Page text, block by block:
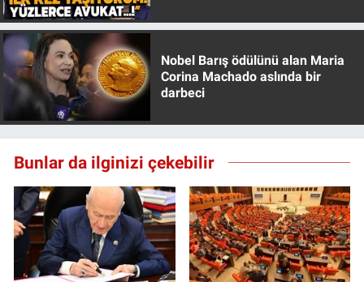
Nobel Barış ödülünü alan Maria
Corina Machado aslında bir
darbeci
Bunlar da ilginizi çekebilir